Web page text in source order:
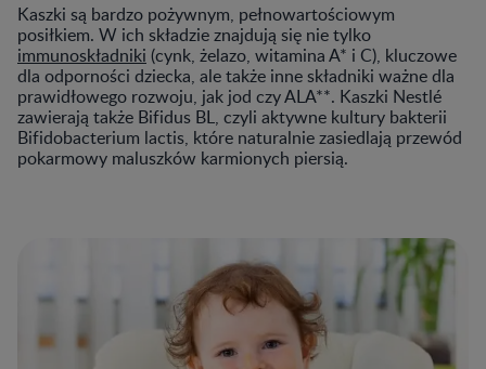
Kaszki są bardzo pożywnym, pełnowartościowym
posiłkiem. W ich składzie znajdują się nie tylko
immunoskładniki (cynk, żelazo, witamina A* i C), kluczowe
dla odporności dziecka, ale także inne składniki ważne dla
prawidłowego rozwoju, jak jod czy ALA**. Kaszki Nestlé
zawierają także Bifidus BL, czyli aktywne kultury bakterii
Bifidobacterium lactis, które naturalnie zasiedlają przewód
pokarmowy maluszków karmionych piersią.